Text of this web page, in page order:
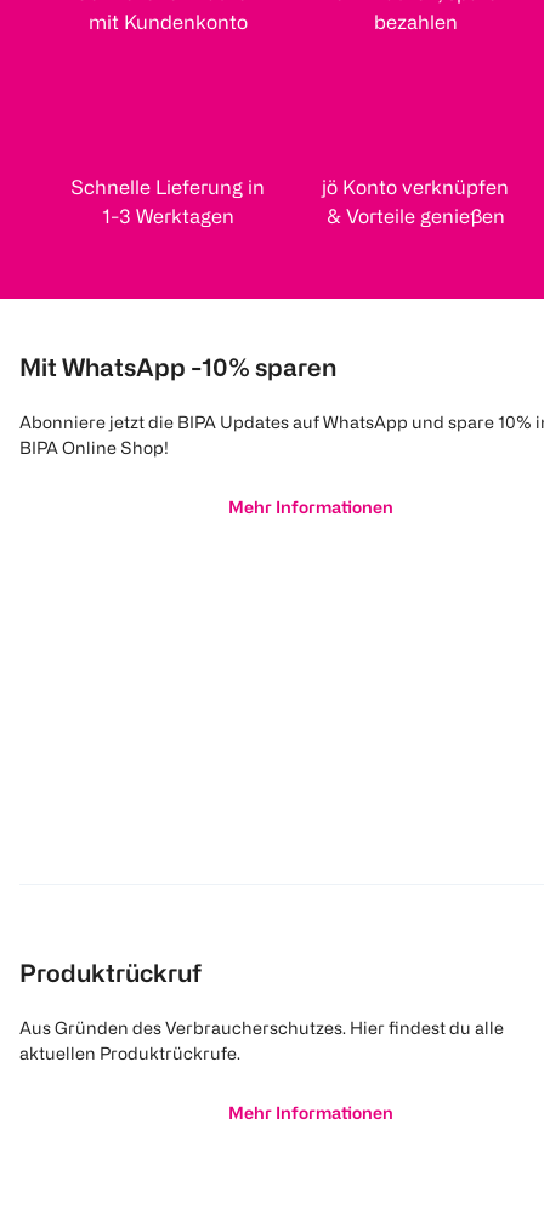
mit Kundenkonto
bezahlen
Schnelle Lieferung in
1-3 Werktagen
jö Konto verknüpfen
& Vorteile genießen
Mit WhatsApp -10% sparen
Abonniere jetzt die BIPA Updates auf WhatsApp und spare 10%
BIPA Online Shop!
Mehr Informationen
Produktrückruf
Aus Gründen des Verbraucherschutzes. Hier findest du alle
aktuellen Produktrückrufe.
Mehr Informationen